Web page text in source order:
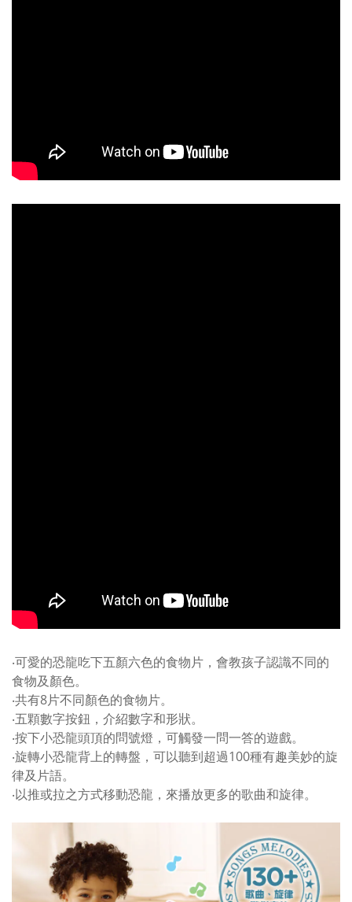
‧可愛的恐龍吃下五顏六色的食物片，會教孩子認識不同的
食物及顏色。
‧共有8片不同顏色的食物片。
‧五顆數字按鈕，介紹數字和形狀。
‧按下小恐龍頭頂的問號燈，可觸發一問一答的遊戲。
‧旋轉小恐龍背上的轉盤，可以聽到超過100種有趣美妙的旋
律及片語。
‧以推或拉之方式移動恐龍，來播放更多的歌曲和旋律。